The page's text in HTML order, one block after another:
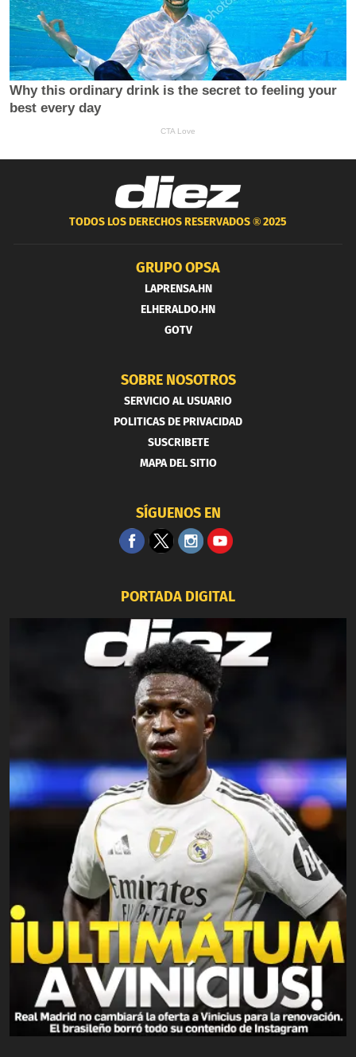
TODOS LOS DERECHOS RESERVADOS ®2025
GRUPO OPSA
LAPRENSA.HN
ELHERALDO.HN
GOTV
SOBRE NOSOTROS
SERVICIO AL USUARIO
POLITICAS DE PRIVACIDAD
SUSCRIBETE
MAPA DEL SITIO
SÍGUENOS EN
PORTADA DIGITAL